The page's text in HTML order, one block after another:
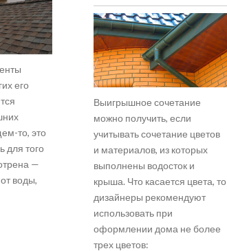
его
то, это
для того
—
воды,
Выигрышное сочетание
можно получить, если
учитывать сочетание цветов
и материалов, из которых
выполнены водосток и
крыша. Что касается цвета, то
дизайнеры рекомендуют
использовать при
оформлении дома не более
трех цветов: